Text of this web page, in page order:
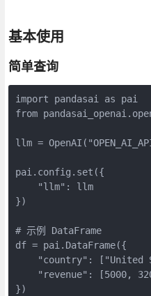
基本使用
简单查询
import pandasai as pai
from
llm =
pai.config.set({
    "llm": llm
})
# 示例 DataFrame
df = pai.DataFrame({
"country": ["United
"revenue": [5000,
})